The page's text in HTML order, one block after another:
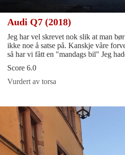
Audi Q7 (2018)
Jeg har vel skrevet nok slik at man
ikke noe å satse på. Kanskje våre
så har vi fått en "mandags bil" Jeg
Score 6.0
Vurdert av torsa